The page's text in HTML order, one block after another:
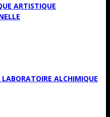
ARTISTIQUE
LABORATOIRE ALCHIMIQUE